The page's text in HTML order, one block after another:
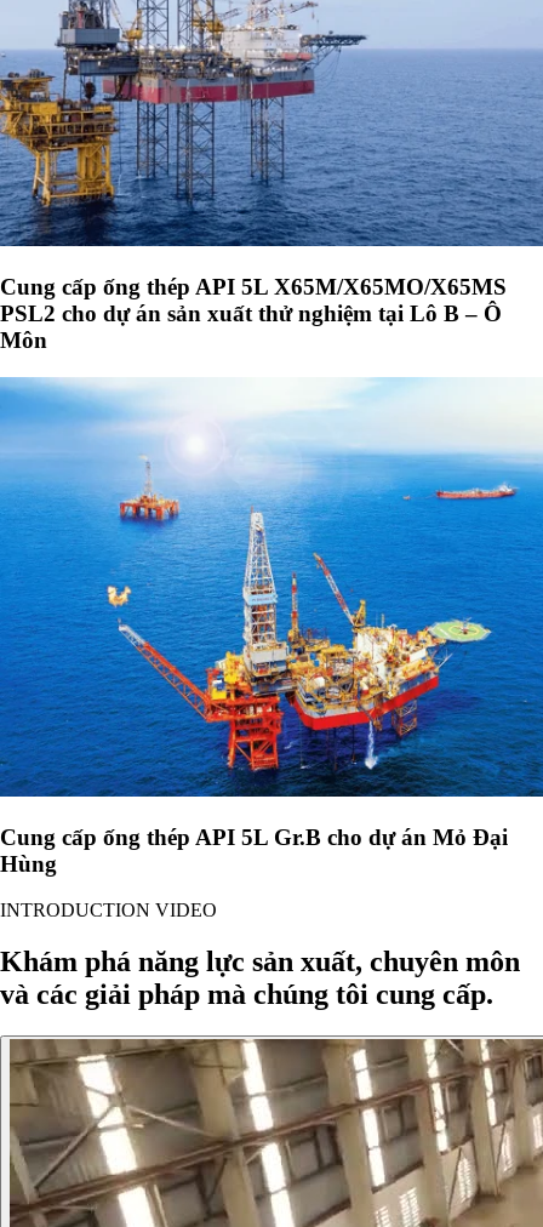
Cung cấp ống thép API 5L X65M/X65MO/X65MS
PSL2 cho dự án sản xuất thử nghiệm tại Lô B – Ô
Môn
Cung cấp ống thép API 5L Gr.B cho dự án Mỏ Đại
Hùng
INTRODUCTION VIDEO
Khám phá năng lực sản xuất, chuyên môn
và các giải pháp mà chúng tôi cung cấp.